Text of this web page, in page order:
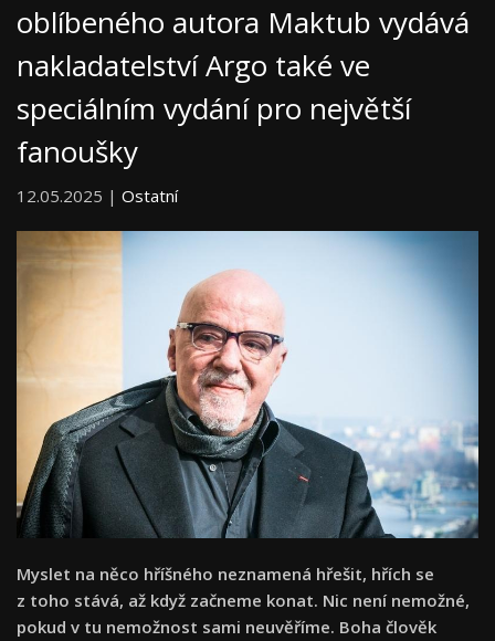
oblíbeného autora Maktub vydává
nakladatelství Argo také ve
speciálním vydání pro největší
fanoušky
12.05.2025 | Ostatní
Myslet na něco hříšného neznamená hřešit, hřích se
z toho stává, až když začneme konat. Nic není nemožné,
pokud v tu nemožnost sami neuvěříme. Boha člověk